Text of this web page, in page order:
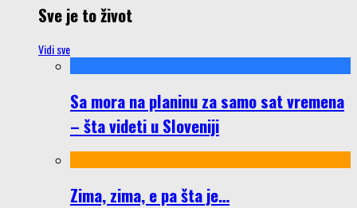
Sve je to život
Vidi sve
Sa mora na planinu za samo sat vremena
– šta videti u Sloveniji
Zima, zima, e pa šta je…